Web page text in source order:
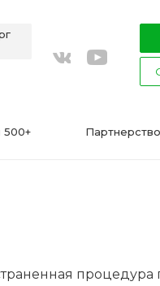
youtube
500+ Партнерство